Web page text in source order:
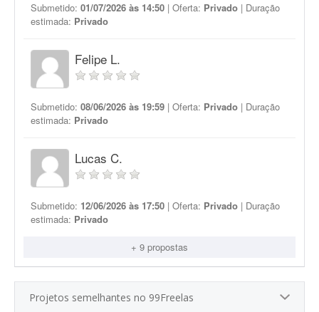
Submetido: 01/07/2026 às 14:50 | Oferta: Privado | Duração
estimada: Privado
Felipe L.
Submetido: 08/06/2026 às 19:59 | Oferta: Privado | Duração
estimada: Privado
Lucas C.
Submetido: 12/06/2026 às 17:50 | Oferta: Privado | Duração
estimada: Privado
+ 9 propostas
Projetos semelhantes no 99Freelas